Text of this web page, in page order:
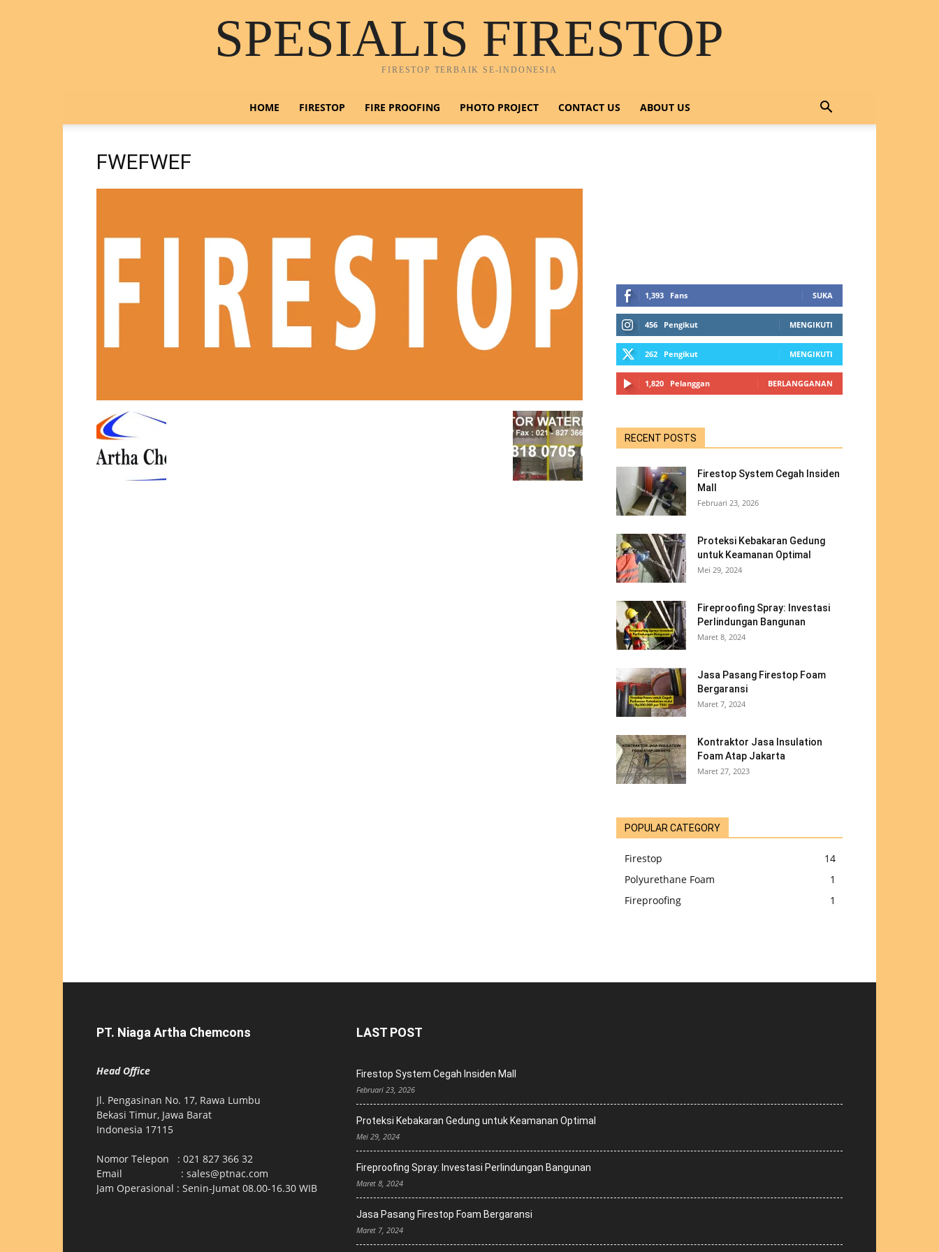
SPESIALIS FIRESTOP
FIRESTOP TERBAIK SE-INDONESIA
HOME FIRESTOP FIRE PROOFING PHOTO PROJECT CONTACT US ABOUT US
FWEFWEF
1,393 Fans SUKA
456 Pengikut MENGIKUTI
262 Pengikut MENGIKUTI
1,820 Pelanggan BERLANGGANAN
RECENT POSTS
Firestop System Cegah Insiden
Mall
Februari 23, 2026
Proteksi Kebakaran Gedung
untuk Keamanan Optimal
Mei 29, 2024
Fireproofing Spray: Investasi
Perlindungan Bangunan
Maret 8, 2024
Jasa Pasang Firestop Foam
Bergaransi
Maret 7, 2024
Kontraktor Jasa Insulation
Foam Atap Jakarta
Maret 27, 2023
POPULAR CATEGORY
Firestop
14
Polyurethane Foam
1
Fireproofing
1
PT. Niaga Artha Chemcons
Head Office
Jl. Pengasinan No. 17, Rawa Lumbu
Bekasi Timur, Jawa Barat
Indonesia 17115
Nomor Telepon : 021 827 366 32
Email : sales@ptnac.com
Jam Operasional : Senin-Jumat 08.00-16.30 WIB
LAST POST
Firestop System Cegah Insiden Mall
Februari 23, 2026
Proteksi Kebakaran Gedung untuk Keamanan Optimal
Mei 29, 2024
Fireproofing Spray: Investasi Perlindungan Bangunan
Maret 8, 2024
Jasa Pasang Firestop Foam Bergaransi
Maret 7, 2024